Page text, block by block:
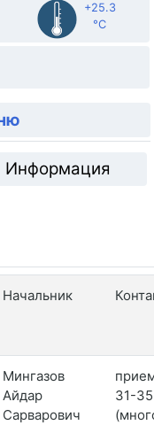
+25.3
°C
Информация
Начальник
Мингазов
Айдар
Сарварович
31-